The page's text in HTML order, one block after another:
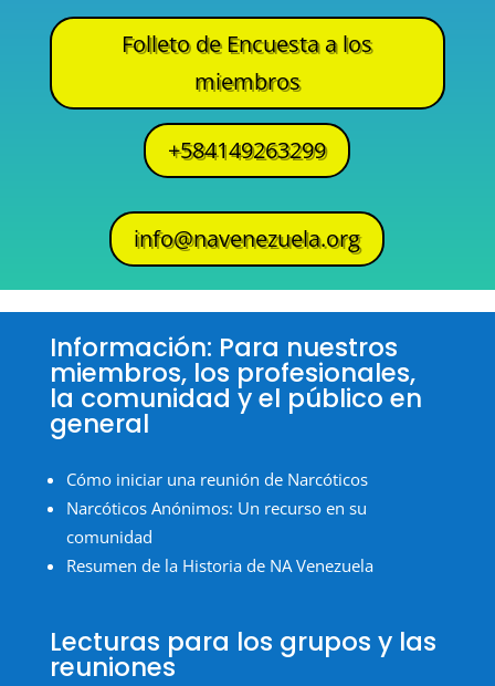
Folleto de Encuesta a los
miembros
+584149263299
info@navenezuela.org
Información: Para nuestros
miembros, los profesionales,
la comunidad y el público en
general
Cómo iniciar una reunión de Narcóticos
Narcóticos Anónimos: Un recurso en su
comunidad
Resumen de la Historia de NA Venezuela
Lecturas para los grupos y las
reuniones